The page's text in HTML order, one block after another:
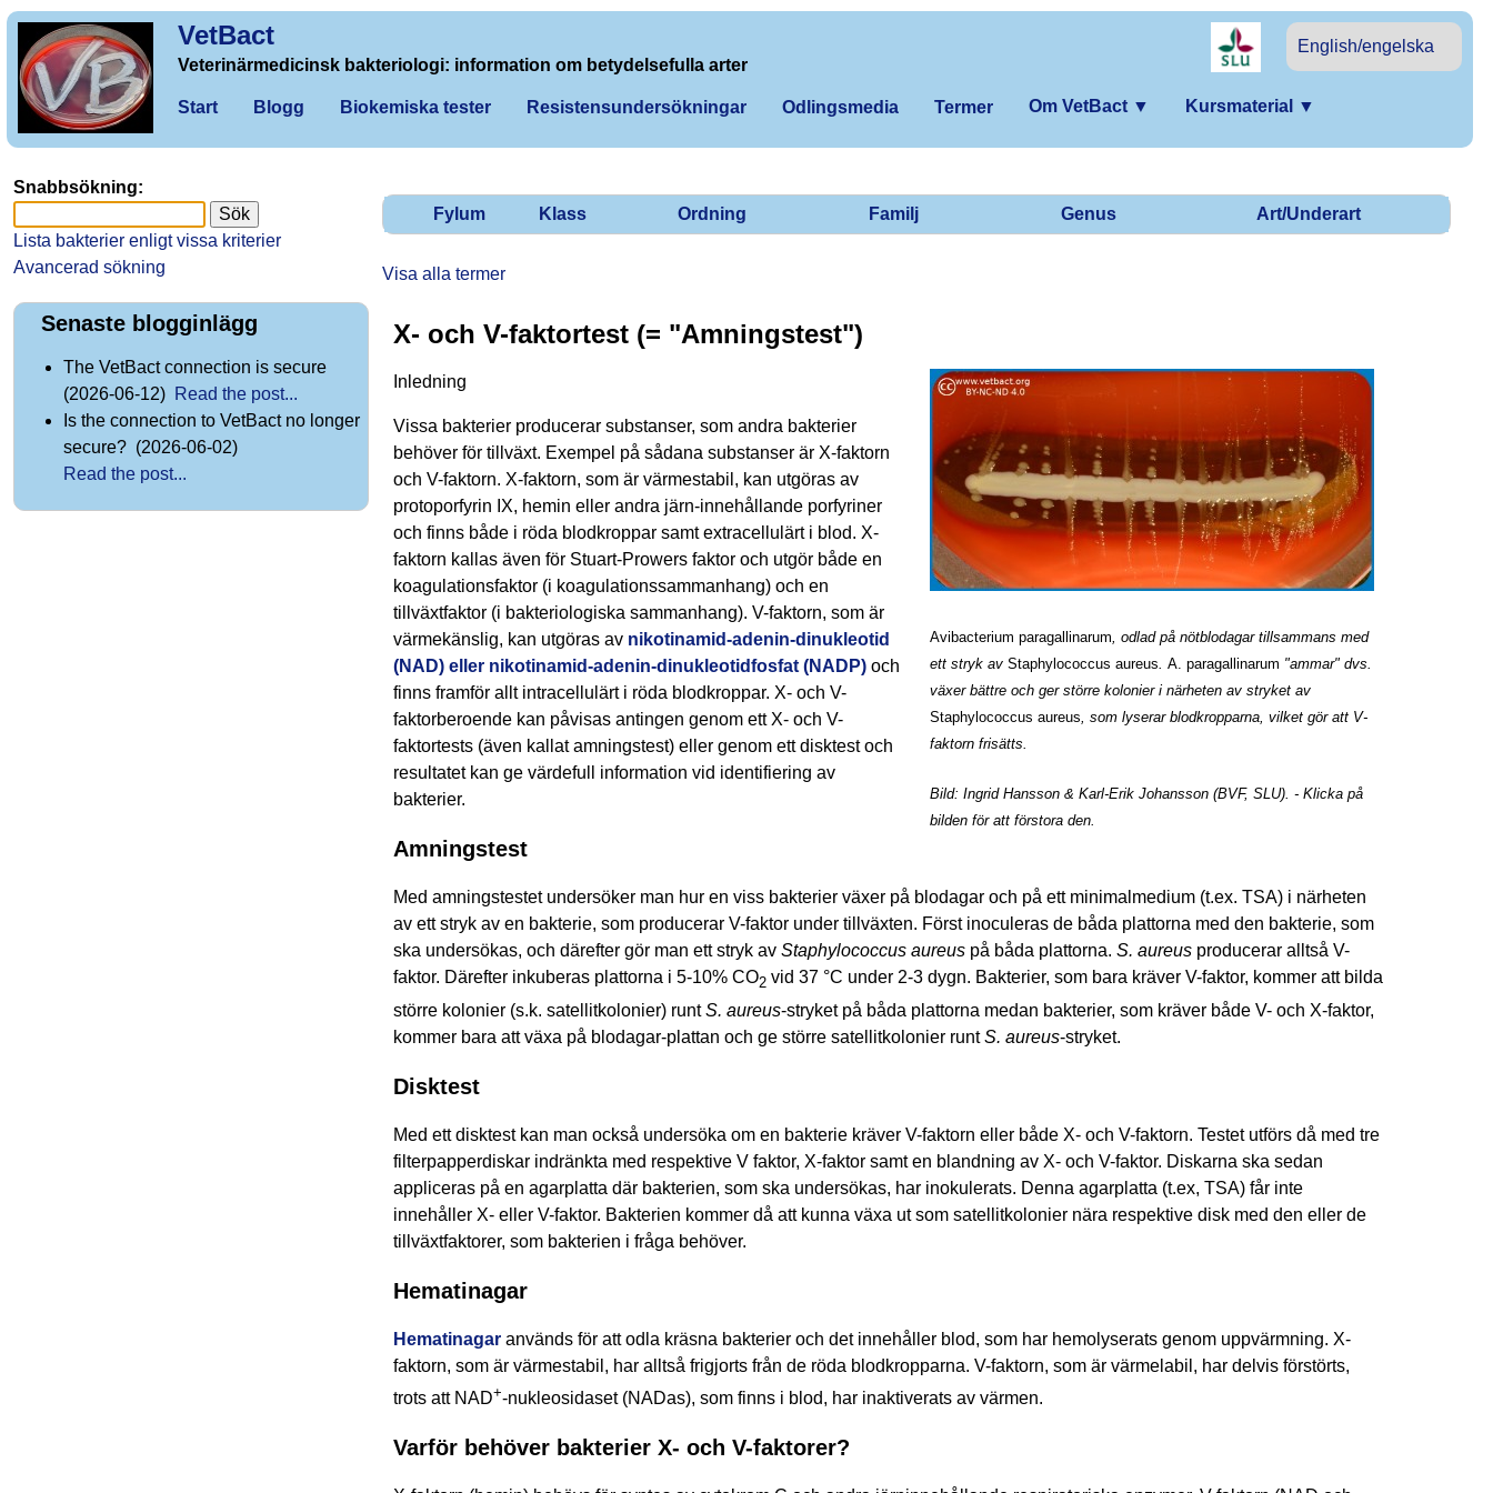
VetBact
English/engelska
Veterinärmedicinsk bakteriologi: information om betydelsefulla arter
Start Blogg Biokemiska tester Resistensundersökningar Odlingsmedia Termer Om VetBact ▼ Kursmaterial ▼
Fylum Klass Ordning Familj Genus Art/Underart
Visa alla termer
X- och V-faktortest (= "Amningstest")
Avibacterium paragallinarum , odlad på nötblodagar tillsammans med
ett stryk av Staphylococcus aureus A. paragallinarum "ammar" dvs.
växer bättre och ger större kolonier i närheten av stryket av
Staphylococcus aureus , som lyserar blodkropparna, vilket gör att V-
faktorn frisätts.
Bild: Ingrid Hansson & Karl-Erik Johansson (BVF, SLU). - Klicka på
bilden för att förstora den.
Inledning
Vissa bakterier producerar substanser, som andra bakterier
behöver för tillväxt. Exempel på sådana substanser är X-faktorn
och V-faktorn. X-faktorn, som är värmestabil, kan utgöras av
protoporfyrin IX, hemin eller andra järn-innehållande porfyriner
och finns både i röda blodkroppar samt extracellulärt i blod. X-
faktorn kallas även för Stuart-Prowers faktor och utgör både en
koagulationsfaktor (i koagulationssammanhang) och en
tillväxtfaktor (i bakteriologiska sammanhang). V-faktorn, som är
värmekänslig, kan utgöras av nikotinamid-adenin-dinukleotid
(NAD) eller nikotinamid-adenin-dinukleotidfosfat (NADP) och
finns framför allt intracellulärt i röda blodkroppar. X- och V-
faktorberoende kan påvisas antingen genom ett X- och V-
faktortests (även kallat amningstest) eller genom ett disktest och
resultatet kan ge värdefull information vid identifiering av
bakterier.
Amningstest
Med amningstestet undersöker man hur en viss bakterier växer på blodagar och på ett minimalmedium (t.ex. TSA) i närheten
av ett stryk av en bakterie, som producerar V-faktor under tillväxten. Först inoculeras de båda plattorna med den bakterie, som
ska undersökas, och därefter gör man ett stryk av Staphylococcus aureus på båda plattorna. S. aureus producerar alltså V-
faktor. Därefter inkuberas plattorna i 5-10% CO2 vid 37 °C under 2-3 dygn. Bakterier, som bara kräver V-faktor, kommer att bilda
större kolonier (s.k. satellitkolonier) runtS. aureus-stryket på båda plattorna medan bakterier, som kräver både V- och X-faktor,
kommer bara att växa på blodagar-plattan och ge större satellitkolonier runtS. aureus-stryket.
Disktest
Med ett disktest kan man också undersöka om en bakterie kräver V-faktorn eller både X- och V-faktorn. Testet utförs då med tre
filterpapperdiskar indränkta med respektive V faktor, X-faktor samt en blandning av X- och V-faktor. Diskarna ska sedan
appliceras på en agarplatta där bakterien, som ska undersökas, har inokulerats. Denna agarplatta (t.ex, TSA) får inte
innehåller X- eller V-faktor. Bakterien kommer då att kunna växa ut som satellitkolonier nära respektive disk med den eller de
tillväxtfaktorer, som bakterien i fråga behöver.
Hematinagar
Hematinagar används för att odla kräsna bakterier och det innehåller blod, som har hemolyserats genom uppvärmning. X-
faktorn, som är värmestabil, har alltså frigjorts från de röda blodkropparna. V-faktorn, som är värmelabil, har delvis förstörts,
trots att NAD+-nukleosidaset (NADas), som finns i blod, har inaktiverats av värmen.
Varför behöver bakterier X- och V-faktorer?
Snabbsökning:
Lista bakterier enligt vissa kriterier
Avancerad sökning
Senaste blogginlägg
The VetBact connection is secure
(2026-06-12) Read the post...
Is the connection to VetBact no longer
secure? (2026-06-02)
Read the post...